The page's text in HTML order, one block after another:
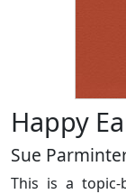
Happy
Sue Parminter
This is a topic-